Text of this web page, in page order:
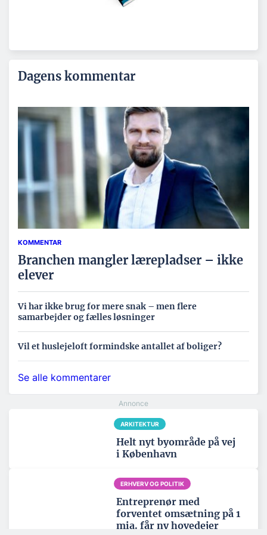
Dagens kommentar
KOMMENTAR
Branchen mangler lærepladser – ikke
elever
Vi har ikke brug for mere snak – men flere
samarbejder og fælles løsninger
Vil et huslejeloft formindske antallet af boliger?
Se alle kommentarer
ARKITEKTUR
Helt nyt byområde på vej
i København
ERHVERV OG POLITIK
Entreprenør med
forventet omsætning på 1
mia. får ny hovedejer